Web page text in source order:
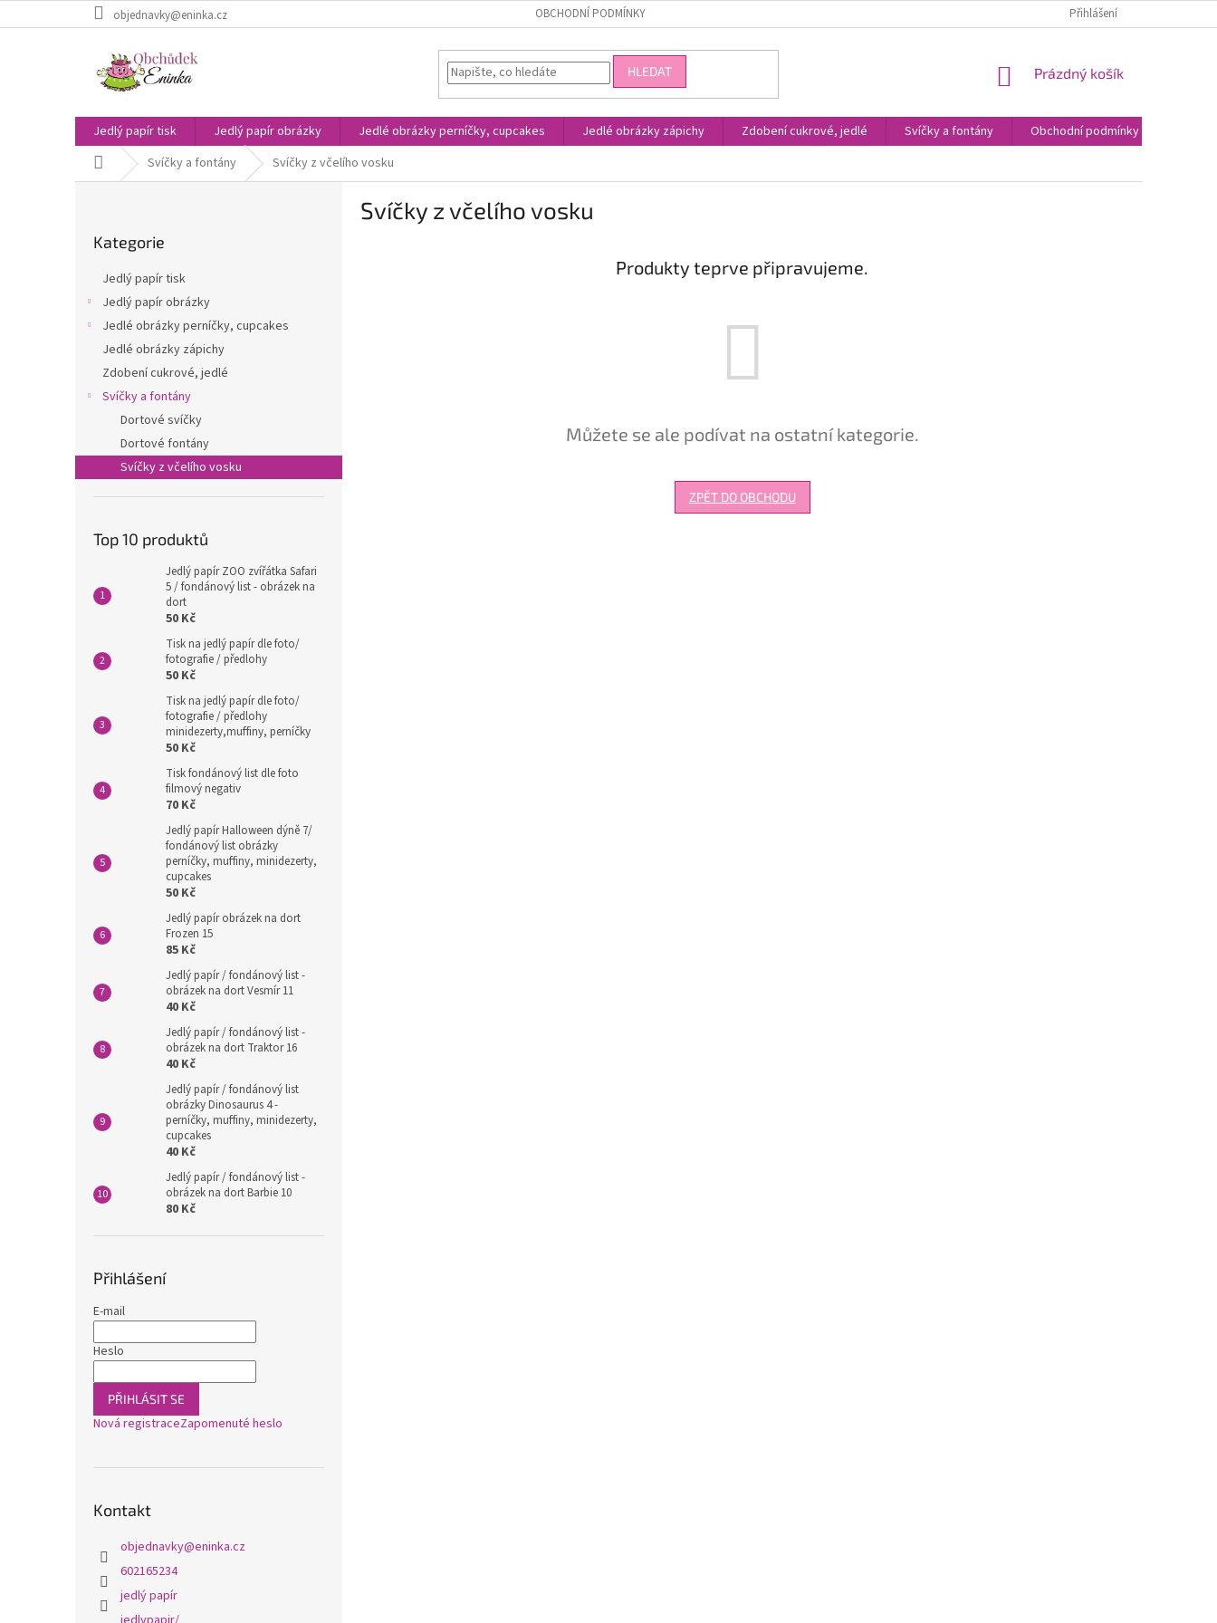
na
objednavky@eninka.cz OBCHODNÍ PODMÍNKY Přihlášení
HLEDAT
NÁKUPNÍ
Prázdný košík
Jedlý papír tisk Jedlý papír obrázky Jedlé obrázky perníčky, cupcakes Jedlé obrázky zápichy Zdobení cukrové, jedlé Svíčky a fontány Obchodní podmínky
Domů Svíčky a fontány Svíčky z včelího vosku
l
kategorie
Kategorie
Jedlý papír tisk
Jedlý papír obrázky
Jedlé obrázky perníčky, cupcakes
Jedlé obrázky zápichy
Zdobení cukrové, jedlé
Svíčky a fontány
Dortové svíčky
Dortové fontány
Svíčky z včelího vosku
Top 10 produktů
Jedlý papír ZOO zvířátka Safari
5 / fondánový list - obrázek na
dort
50 Kč
Tisk na jedlý papír dle foto/
fotografie / předlohy
50 Kč
Tisk na jedlý papír dle foto/
fotografie / předlohy
minidezerty,muffiny, perníčky
50 Kč
Tisk fondánový list dle foto
filmový negativ
70 Kč
Jedlý papír Halloween dýně 7/
fondánový list obrázky
perníčky, muffiny, minidezerty,
cupcakes
50 Kč
Jedlý papír obrázek na dort
Frozen 15
85 Kč
Jedlý papír / fondánový list -
obrázek na dort Vesmír 11
40 Kč
Jedlý papír / fondánový list -
obrázek na dort Traktor 16
40 Kč
Jedlý papír / fondánový list
obrázky Dinosaurus 4 -
perníčky, muffiny, minidezerty,
cupcakes
40 Kč
Jedlý papír / fondánový list -
obrázek na dort Barbie 10
80 Kč
Přihlášení
E-mail
Heslo
PŘIHLÁSIT SE
Nová registraceZapomenuté heslo
Kontakt
objednavky@eninka.cz
602165234
jedlý papír
Svíčky z včelího vosku
Produkty teprve připravujeme.
Můžete se ale podívat na ostatní kategorie.
ZPĚT DO OBCHODU